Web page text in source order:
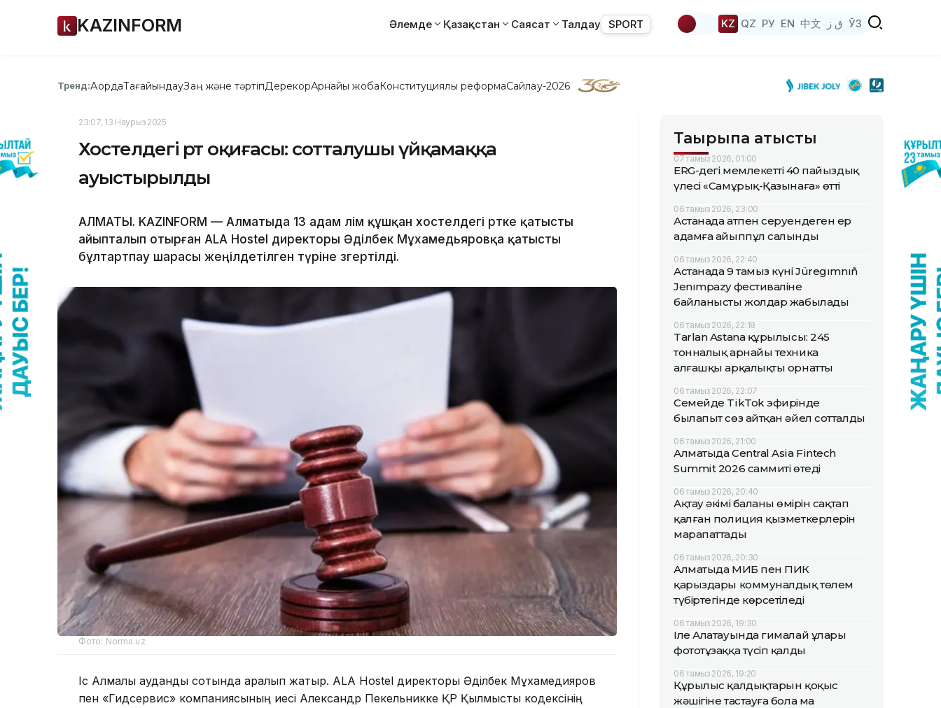
KAZINFORM Әлемде Қазақстан Саясат Талдау SPORT KZ QZ РУ EN 中文 ق ز ЎЗ
Тренд:АқордаТағайындауЗаң және тәртіпДерекқорАрнайы жобаКонституциялық реформаСайлау-2026
23:07, 13 Наурыз 2025
Хостелдегі өрт оқиғасы: сотталушы үйқамаққа
ауыстырылды
АЛМАТЫ. KAZINFORM — Алматыда 13 адам өлім құшқан хостелдегі өртке қатысты
айыпталып отырған ALA Hostel директоры Әділбек Мұхамедьяровқа қатысты
бұлтартпау шарасы жеңілдетілген түріне өзгертілді.
Фото: Norma.uz
Іс Алмалы аудандық сотында қаралып жатыр. ALA Hostel директоры Әділбек Мұхамедияров
пен «Гидсервис» компаниясының иесі Александр Пекельникке ҚР Қылмыстық кодексінің
Тақырыпқа қатысты
07 тамыз 2026, 01:00
ERG-дегі мемлекеттің 40 пайыздық
үлесі «Самұрық-Қазынаға» өтті
06 тамыз 2026, 23:00
Астанада атпен серуендеген ер
адамға айыппұл салынды
06 тамыз 2026, 22:40
Астанада 9 тамыз күні Jüregımnıñ
Jenımpazy фестиваліне
байланысты жолдар жабылады
06 тамыз 2026, 22:18
Tarlan Astana құрылысы: 245
тонналық арнайы техника
алғашқы арқалықты орнатты
06 тамыз 2026, 22:07
Семейде TikTok эфирінде
былапыт сөз айтқан әйел сотталды
06 тамыз 2026, 21:00
Алматыда Central Asia Fintech
Summit 2026 саммиті өтеді
06 тамыз 2026, 20:40
Ақтау әкімі баланың өмірін сақтап
қалған полиция қызметкерлерін
марапаттады
06 тамыз 2026, 20:30
Алматыда МИБ пен ПИК
қарыздары коммуналдық төлем
түбіртегінде көрсетіледі
06 тамыз 2026, 19:30
Іле Алатауында гималай ұлары
фототұзаққа түсіп қалды
06 тамыз 2026, 19:20
Құрылыс қалдықтарын қоқыс
жәшігіне тастауға бола ма